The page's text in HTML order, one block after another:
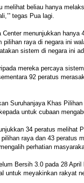
melihat beliau hanya
tegas Pua lagi.
Center menunjukkan
pilihan raya di negara ini
sistem di negara ini
mereka percaya
92 peratus
Suruhanjaya Khas
untuk cubaan
34 peratus melihat
raya dan 43 peratus
perhatian
Bersih 3.0 pada 28
untuk meyakinkan rakyat